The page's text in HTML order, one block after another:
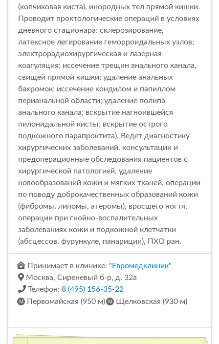
(копчиковая киста), инородных тел прямой кишки.
Проводит проктологические операций в условиях
дневного стационара: склерозирование,
латексное легирование геморроидальных узлов;
электрорадиохирургическая и лазерная
коагуляция; иссечение трещин анального канала,
свищей прямой кишки; удаление анальных
бахромок; иссечение кондилом и папиллом
перианальной области; удаление полипа
анального канала; вскрытие нагноившейся
пилонидальной кисты; вскрытие острого
подкожного парапроктита). Ведет диагностику
хирургических заболеваний, консультации и
предоперационные обследования пациентов с
хирургической патологией, удаление
новообразований кожи и мягких тканей, операции
по поводу доброкачественных образований кожи
(фибромы, липомы, атеромы), вросшего ногтя,
операции при гнойно-воспалительных
заболеваниях кожи и подкожной клетчатки
(абсцессов, фурункуле, панариции), ПХО ран.
Принимает в клинике: " Евромедклиник"
Москва, Сиреневый б-р, д. 32а
Телефон: 8 (495) 156-35-22
Первомайская (950 м)
Щелковская (930 м)